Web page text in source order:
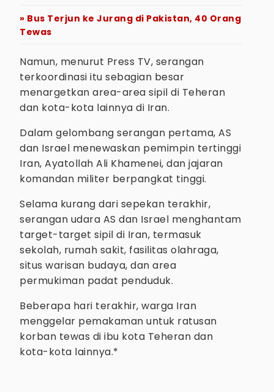
» Bus Terjun ke Jurang di Pakistan, 40 Orang
Tewas
Namun, menurut Press TV, serangan
terkoordinasi itu sebagian besar
menargetkan area-area sipil di Teheran
dan kota-kota lainnya di Iran.
Dalam gelombang serangan pertama, AS
dan Israel menewaskan pemimpin tertinggi
Iran, Ayatollah Ali Khamenei, dan jajaran
komandan militer berpangkat tinggi.
Selama kurang dari sepekan terakhir,
serangan udara AS dan Israel menghantam
target-target sipil di Iran, termasuk
sekolah, rumah sakit, fasilitas olahraga,
situs warisan budaya, dan area
permukiman padat penduduk.
Beberapa hari terakhir, warga Iran
menggelar pemakaman untuk ratusan
korban tewas di ibu kota Teheran dan
kota-kota lainnya.*